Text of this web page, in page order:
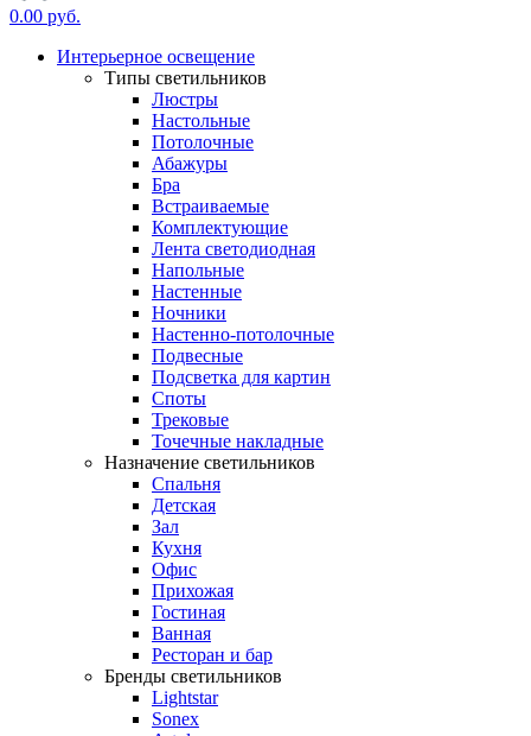
0.00 руб.
Интерьерное освещение
Типы светильников
Люстры
Настольные
Потолочные
Абажуры
Бра
Встраиваемые
Комплектующие
Лента светодиодная
Напольные
Настенные
Ночники
Настенно-потолочные
Подвесные
Подсветка для картин
Споты
Трековые
Точечные накладные
Назначение светильников
Спальня
Детская
Зал
Кухня
Офис
Прихожая
Гостиная
Ванная
Ресторан и бар
Бренды светильников
Lightstar
Sonex